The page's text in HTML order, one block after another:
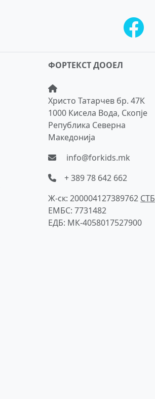
ФОРТЕКСТ ДООЕЛ
Христо Татарчев бр. 47К
1000 Кисела Вода, Скопје
Република Северна
Македонија
info@forkids.mk
+ 389 78 642 662
Ж-ск: 200004127389762 СTБ
ЕМБС: 7731482
ЕДБ: МК-4058017527900